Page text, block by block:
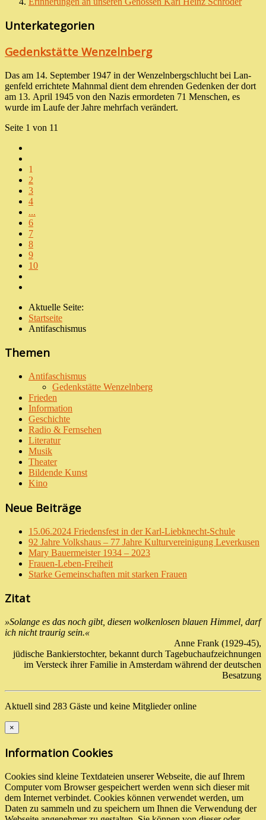
Unterkategorien
Gedenkstätte Wenzelnberg
Das am 14. Sep­tem­ber 1947 in der Wenzeln­berg­schlucht bei Lan­
gen­feld er­richtete Mahn­mal dient dem ehren­den Geden­ken der dort
am 13. April 1945 von den Nazis ermor­de­ten 71 Menschen, es
wurde im Laufe der Jahre mehr­fach verändert.
Seite 1 von 11
1
2
3
4
...
6
7
8
9
10
Aktuelle Seite:
Startseite
Antifaschismus
Themen
Antifaschismus
Gedenkstätte Wenzelnberg
Frieden
Information
Geschichte
Radio & Fernsehen
Literatur
Musik
Theater
Bildende Kunst
Kino
Neue Beiträge
15.06.2024 Friedensfest in der Karl-Liebknecht-Schule
92 Jahre Volkshaus – 77 Jahre Kulturvereinigung Leverkusen
Mary Bauermeister 1934 – 2023
Frauen-Leben-Freiheit
Starke Gemeinschaften mit starken Frauen
Zitat
»Solange es das noch gibt, diesen wolkenlosen blauen Himmel, darf
ich nicht traurig sein.«
Anne Frank (1929-45),
jüdische Bankierstochter, bekannt durch Tagebuchaufzeichnungen
im Versteck ihrer Familie in Amsterdam während der deutschen
Besatzung
Aktuell sind 283 Gäste und keine Mitglieder online
×
Information Cookies
Cookies sind kleine Textdateien unserer Webseite, die auf Ihrem
Computer vom Browser gespeichert werden wenn sich dieser mit
dem Internet verbindet. Cookies können verwendet werden, um
Daten zu sammeln und zu speichern um Ihnen die Verwendung der